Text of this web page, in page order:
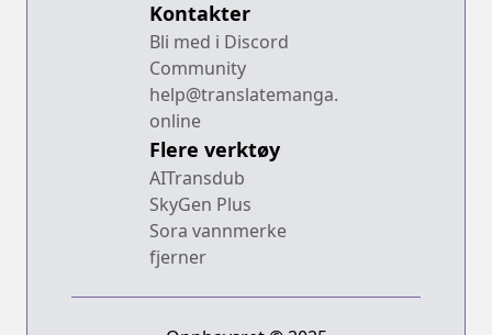
Kontakter
Bli med i Discord
Community
help@translatemanga.
online
Flere verktøy
AITransdub
SkyGen Plus
Sora vannmerke
fjerner